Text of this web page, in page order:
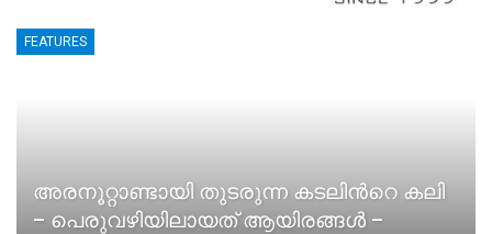
FEATURES
അരനൂറ്റാണ്ടായി തുടരുന്ന കടലിന്‍റെ കലി
– പെരുവഴിയിലായത് ആയിരങ്ങള്‍ –